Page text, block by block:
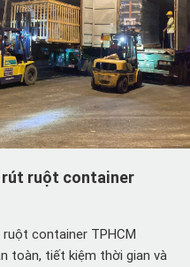
rút ruột container
container TPHCM
toàn, tiết kiệm thời gian và